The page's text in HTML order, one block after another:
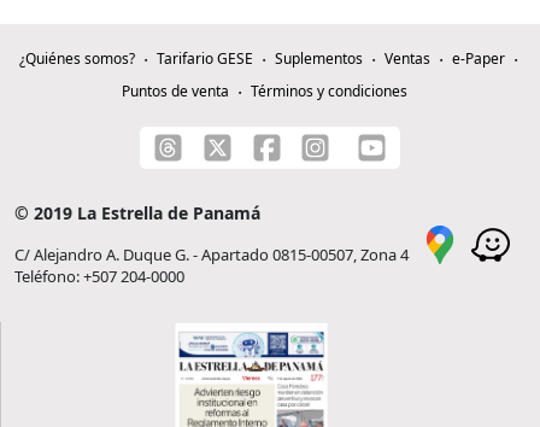
¿Quiénes somos? Tarifario GESE Suplementos Ventas
e-Paper
Puntos de venta
Términos y condiciones
© 2019 La Estrella de Panamá
C/ Alejandro A. Duque G. - Apartado 0815-00507, Zona 4
Teléfono: +507 204-0000